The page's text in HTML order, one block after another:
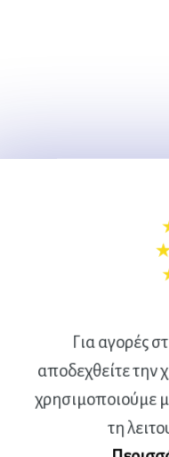
Για αγορές
αποδεχθείτε την
χρησιμοποιούμε
τη